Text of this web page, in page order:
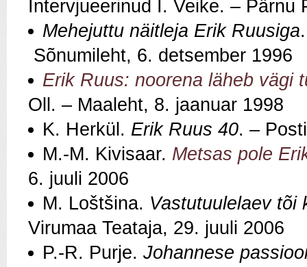
Intervjueerinud I. Veike. –
Mehejuttu näitleja Erik Ruusiga
Sõnumileht, 6. detsember 1996
Erik Ruus: noorena läheb vägi
Oll. – Maaleht, 8. jaanuar 1998
K. Herkül. Erik Ruus 40. –
M.-M. Kivisaar. Metsas pole
6. juuli 2006
M. Loštšina. Vastutuulelaev tõi
Virumaa Teataja, 29. juuli 2006
P.-R. Purje. Johannese